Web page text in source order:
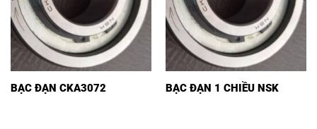
BẠC ĐẠN CKA3072 BẠC ĐẠN 1 CHIỀU NSK